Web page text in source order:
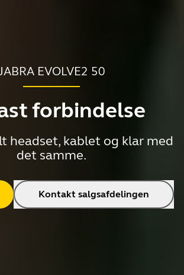
EVOLVE2 50
forbindelse
headset, kablet og klar med
det samme.
Kontakt salgsafdelingen